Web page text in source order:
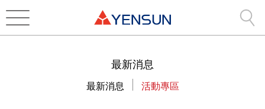
最新消息
最新消息 活動專區